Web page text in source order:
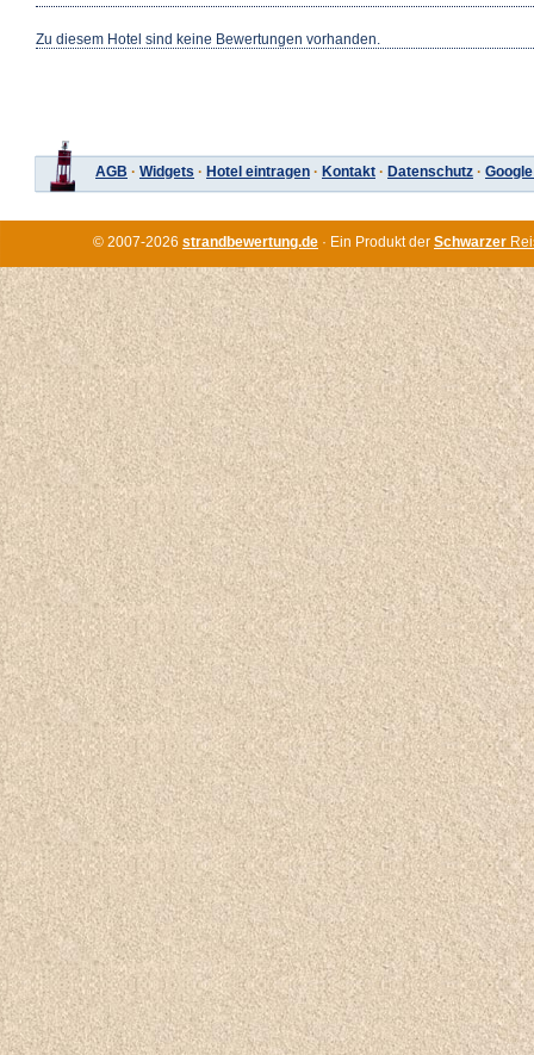
Zu diesem Hotel sind keine Bewertungen vorhanden.
AGB · Widgets · Hotel eintragen · Kontakt · Datenschutz ·
© 2007-2026 strandbewertung.de · Ein Produkt der Schwarzer